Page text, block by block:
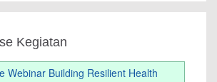
Kegiatan
Webinar Building Resilient Health